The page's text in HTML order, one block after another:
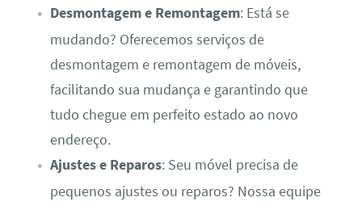
Desmontagem e Remontagem: Está se
mudando? Oferecemos serviços de
desmontagem e remontagem de móveis,
facilitando sua mudança e garantindo que
tudo chegue em perfeito estado ao novo
endereço.
Ajustes e Reparos: Seu móvel precisa de
pequenos ajustes ou reparos? Nossa equipe